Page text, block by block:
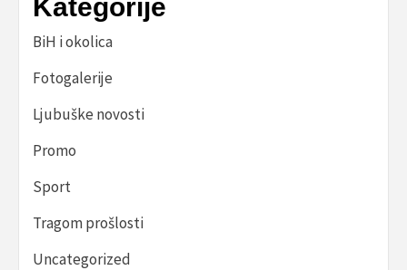
Kategorije
BiH i okolica
Fotogalerije
Ljubuške novosti
Promo
Sport
Tragom prošlosti
Uncategorized